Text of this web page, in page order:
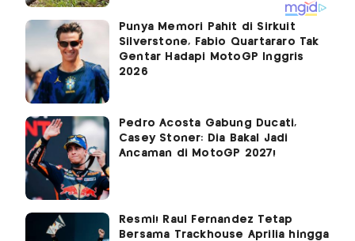
Punya Memori Pahit di Sirkuit
Silverstone, Fabio Quartararo Tak
Gentar Hadapi MotoGP Inggris
2026
Pedro Acosta Gabung Ducati,
Casey Stoner: Dia Bakal Jadi
Ancaman di MotoGP 2027!
Resmi! Raul Fernandez Tetap
Bersama Trackhouse Aprilia hingga